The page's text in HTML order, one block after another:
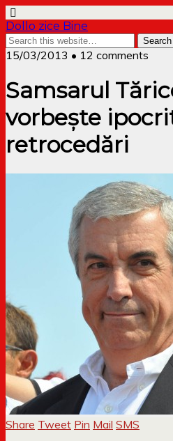
Dollo zice Bine
15/03/2013 • 12 comments
Samsarul
vorbește
retrocedări
Share Tweet Pin Mail SMS